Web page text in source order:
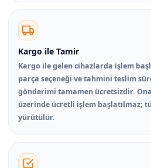
Kargo ile Tamir
Kargo ile gelen cihazlarda işlem
parça seçeneği ve tahmini teslim
gönderimi tamamen ücretsizdir.
üzerinde ücretli işlem başlatılmaz;
yürütülür.